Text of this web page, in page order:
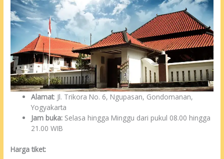
Alamat: Jl. Trikora No. 6, Ngupasan, Gondomanan,
Yogyakarta
Jam buka: Selasa hingga Minggu dari pukul 08.00 hingga
21.00 WIB
Harga tiket: